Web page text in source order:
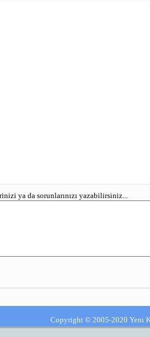
ya da sorunlarınızı yazabilirsiniz...
Copyright © 2005-2020 Yeni